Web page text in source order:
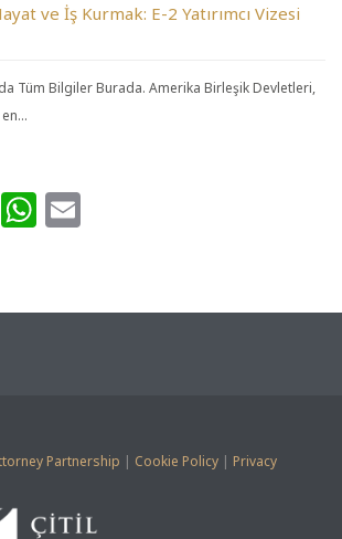
ve İş Kurmak: E-2 Yatırımcı Vizesi
Tüm Bilgiler Burada. Amerika Birleşik Devletleri,
en…
LinkedIn
WhatsApp
Partnership | Cookie Policy | Privacy